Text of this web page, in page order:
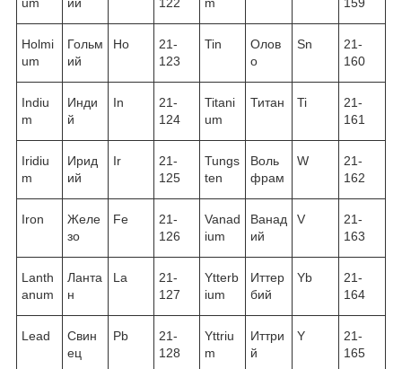
Holmi
um
Гольм
ий
Ho
21-
123
Tin
Олов
о
Sn
21-
160
Indiu
m
Инди
й
In
21-
124
Titani
um
Титан Ti
21-
161
Iridiu
m
Ирид
ий
Ir
21-
125
Tungs
ten
Воль
фрам
W
21-
162
Iron
Желе
зо
Fe
21-
126
Vanad
ium
Ванад
ий
V
21-
163
Lanth
anum
Ланта
н
La
21-
127
Ytterb
ium
Иттер
бий
Yb
21-
164
Lead
Свин
ец
Pb
21-
128
Yttriu
m
Иттри
й
Y
21-
165